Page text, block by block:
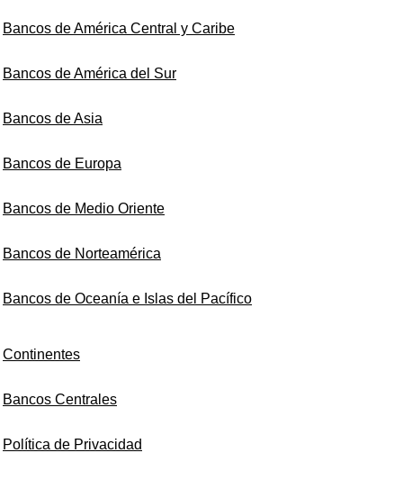
Bancos de América Central y Caribe
Bancos de América del Sur
Bancos de Asia
Bancos de Europa
Bancos de Medio Oriente
Bancos de Norteamérica
Bancos de Oceanía e Islas del Pacífico
Continentes
Bancos Centrales
Política de Privacidad